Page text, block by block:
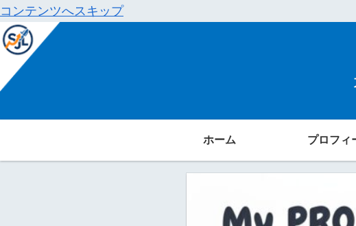
コンテンツへスキップ
ホーム プロフィ